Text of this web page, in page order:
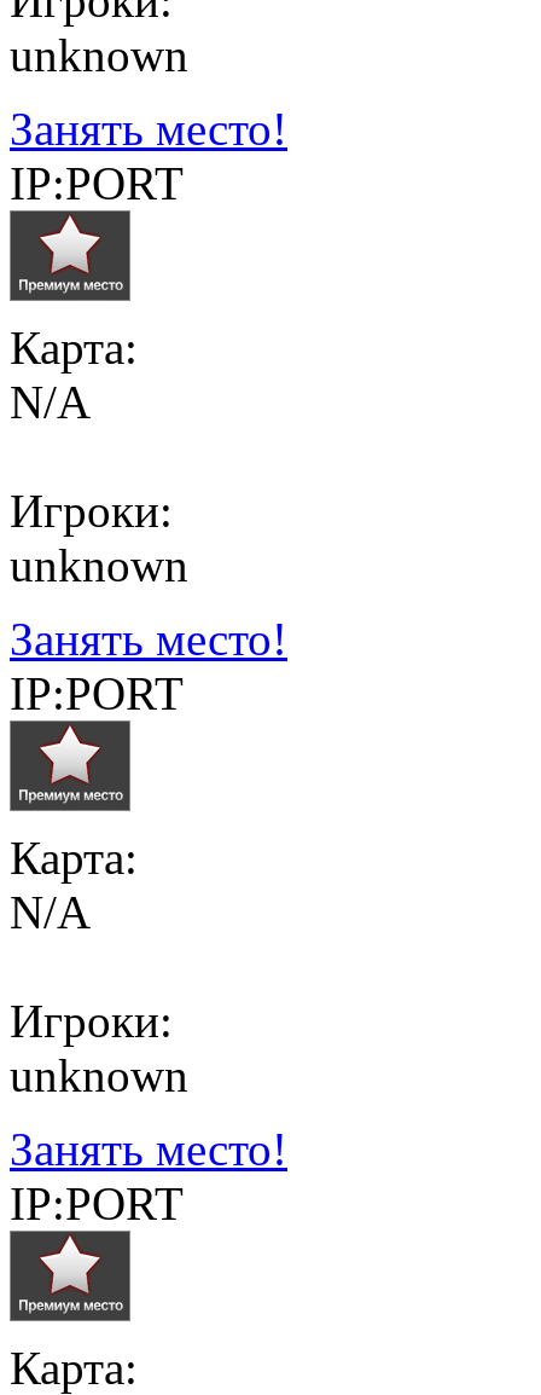
unknown
Занять место!
IP:PORT
Карта:
N/A
Игроки:
unknown
Занять место!
IP:PORT
Карта:
N/A
Игроки:
unknown
Занять место!
IP:PORT
Карта: